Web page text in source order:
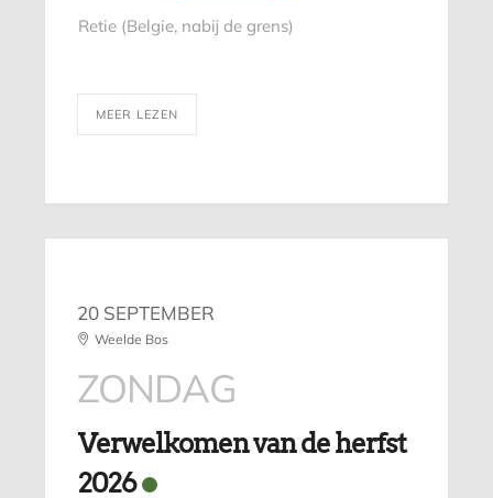
Retie (Belgie, nabij de grens)
MEER LEZEN
20 SEPTEMBER
Weelde Bos
ZONDAG
Verwelkomen van de herfst
2026